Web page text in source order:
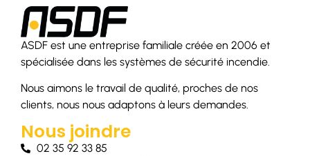
ASDF est une entreprise familiale créée en 2006 et
spécialisée dans les systèmes de sécurité incendie.
Nous aimons le travail de qualité, proches de nos
clients, nous nous adaptons à leurs demandes.
Nous joindre
02 35 92 33 85